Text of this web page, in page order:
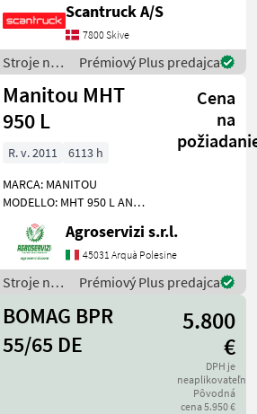
for 3, 8M³- vinkel >24° -
foldbar Undercarriage:
Stålbånd Track shoes
width: 860 IMC
Scantruck A/S
7800 Skive
Stroje na
stavbu /
Komatsu
Prémiový Plus predajca
Manitou MHT
950 L
Cena
na
R. v. 2011
6113 h
MARCA: MANITOU
MODELLO: MHT 950 L ANNO:
E SGANCIO RAPIDO
PORTATA MAX: 50 QLI
ALTEZZA MAX DI
SOLLEVAMENTO: 9 MT
MOTORE: PERKINS 145 CV
ORE DI
Agroservizi s.r.l.
45031 Arquà Polesine
Stroje na
Manitou
Prémiový Plus predajca
BOMAG BPR
55/65 DE
5.800
€
DPH je
neaplikovateľné
Pôvodná
cena 5.950 €